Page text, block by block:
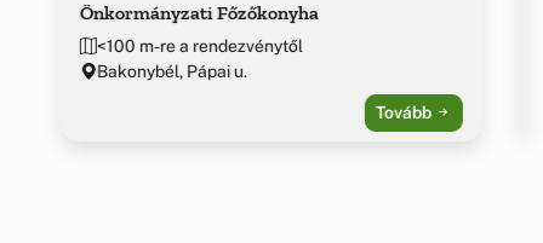
Önkormányzati Főzőkonyha
<100 m-re a rendezvénytől
Bakonybél, Pápai u.
Tovább